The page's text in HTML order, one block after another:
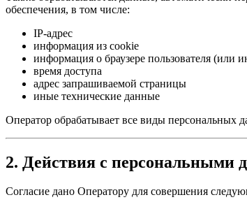
обеспечения, в том числе:
IP-адрес
информация из cookie
информация о браузере пользователя (или
время доступа
адрес запрашиваемой страницы
иные технические данные
Оператор обрабатывает все виды персональных
2. Действия с персональными
Согласие дано Оператору для совершения